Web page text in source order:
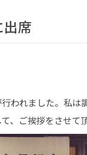
席
われました。私
、ご挨拶をさせて